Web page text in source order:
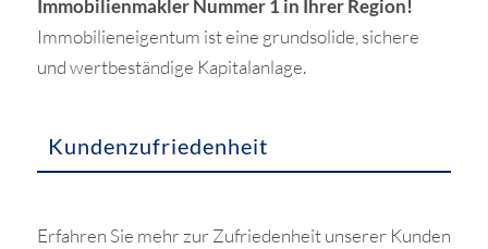
Immobilienmakler Nummer 1 in Ihrer Region!
Immobilieneigentum ist eine grundsolide, sichere
und wertbeständige Kapitalanlage.
Kundenzufriedenheit
Erfahren Sie mehr zur Zufriedenheit unserer Kunden